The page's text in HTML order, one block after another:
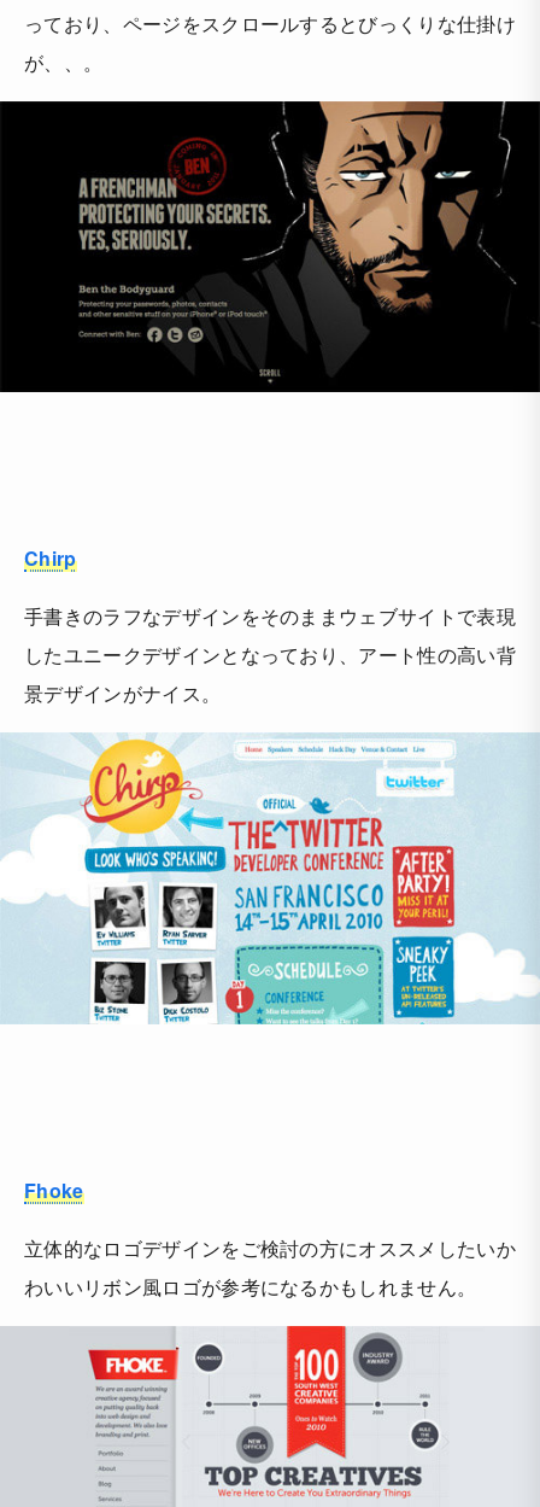
っており、ページをスクロールするとびっくりな仕掛け
が、、。
Chirp
手書きのラフなデザインをそのままウェブサイトで表現
したユニークデザインとなっており、アート性の高い背
景デザインがナイス。
Fhoke
立体的なロゴデザインをご検討の方にオススメしたいか
わいいリボン風ロゴが参考になるかもしれません。